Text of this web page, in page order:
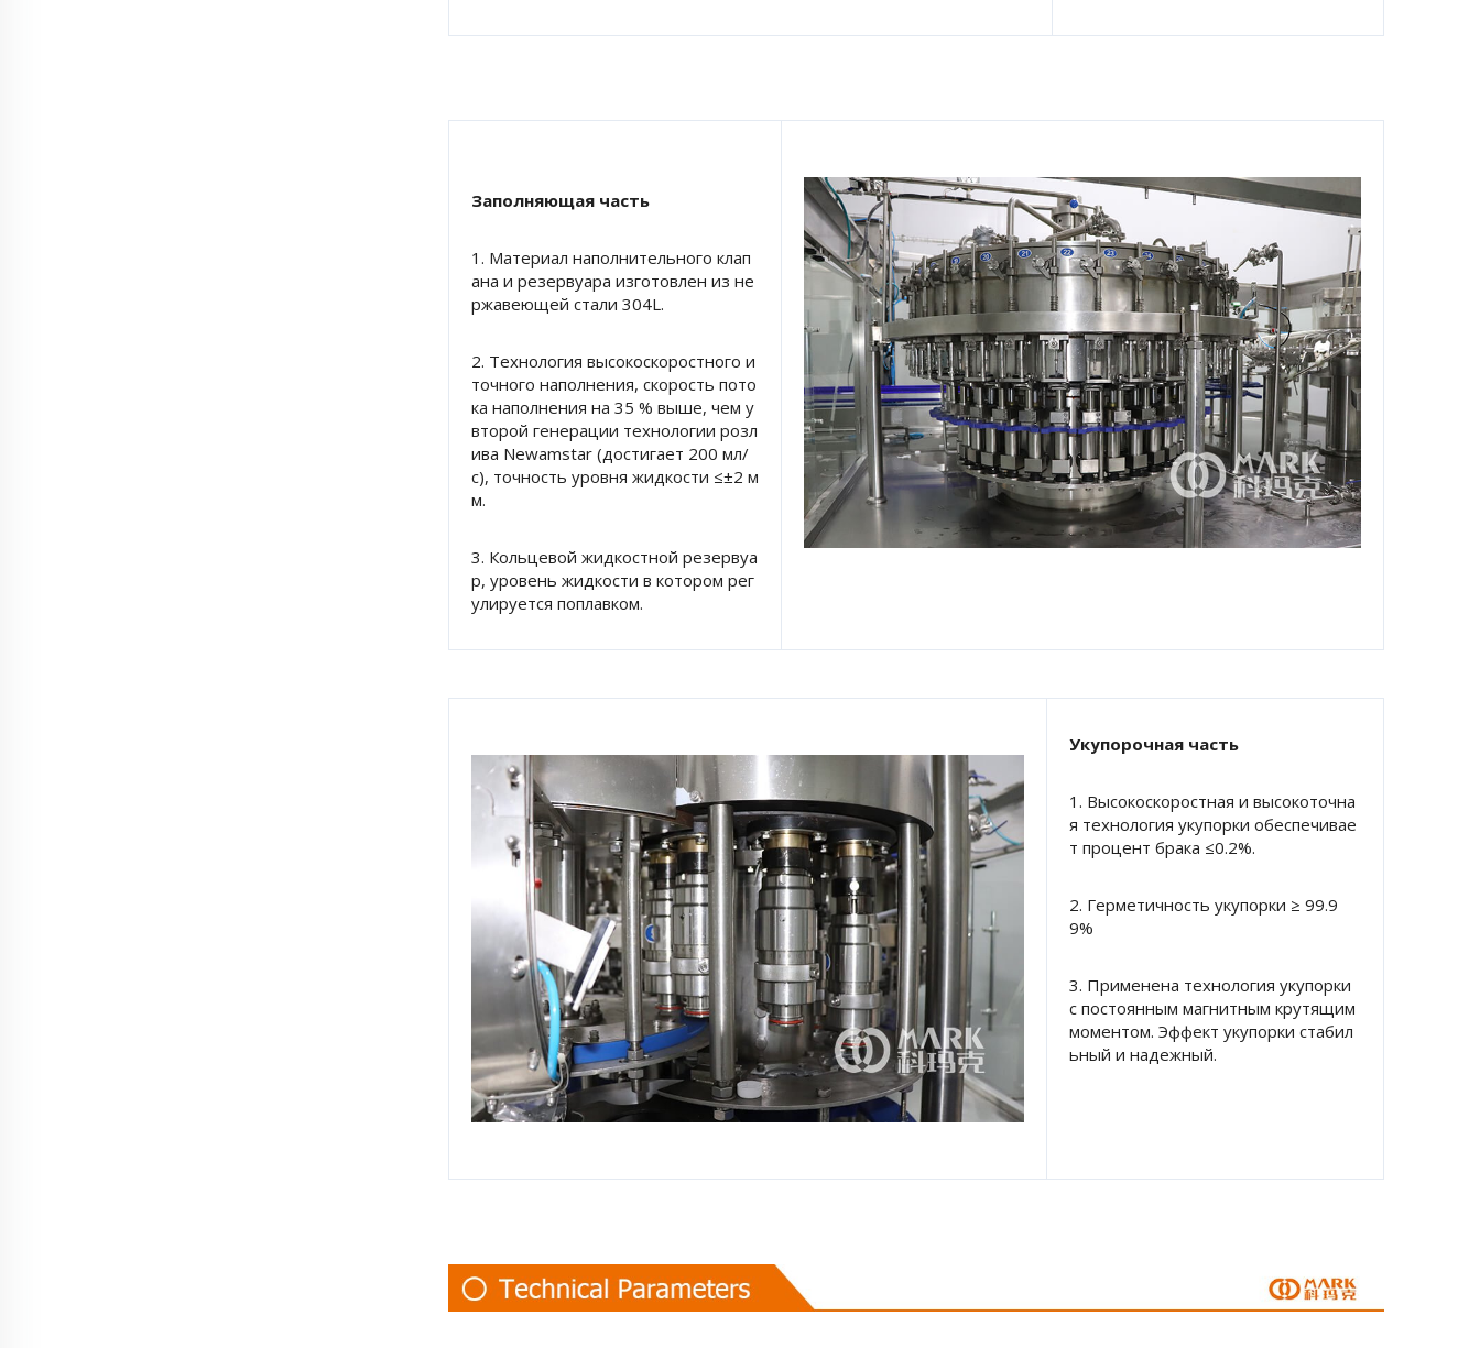
Заполняющая часть
1. Материал наполнительного клап
ана и резервуара изготовлен из не
ржавеющей стали 304L.
2. Технология высокоскоростного и
точного наполнения, скорость пото
ка наполнения на 35 % выше, чем у
второй генерации технологии розл
ива Newamstar (достигает 200 мл/
с), точность уровня жидкости ≤±2 м
м.
3. Кольцевой жидкостной резервуа
р, уровень жидкости в котором рег
улируется поплавком.
Укупорочная часть
1. Высокоскоростная и высокоточна
я технология укупорки обеспечивае
т процент брака ≤0.2%.
2. Герметичность укупорки ≥ 99.9
9%
3. Применена технология укупорки
с постоянным магнитным крутящим
моментом. Эффект укупорки стабил
ьный и надежный.